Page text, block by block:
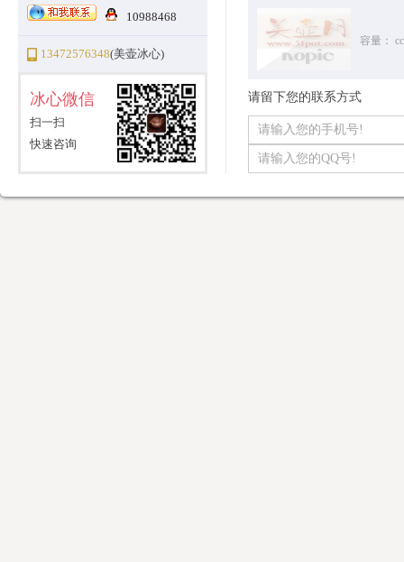
10988468
13472576348(美壶冰心)
冰心微信
扫一扫
快速咨询
容量： cc
请留下您的联系方式